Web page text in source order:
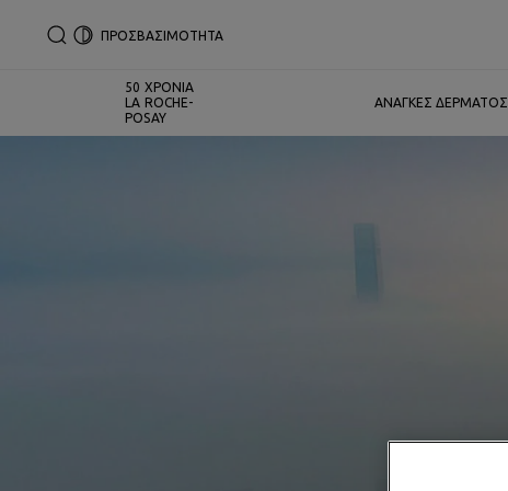
ΠΡΟΣΒΑΣΙΜΟΤΗΤΑ
50 ΧΡΟΝΙΑ
LA ROCHE-
POSAY
ΑΝΑΓΚΕΣ ΔΕΡΜΑΤΟΣ